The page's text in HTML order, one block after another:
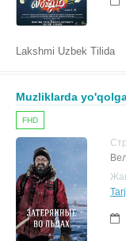
Lakshmi Uzbek Tilida
Muzliklarda
FHD